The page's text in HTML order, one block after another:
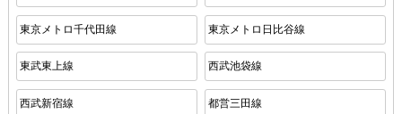
東京メトロ千代田線 東京メトロ日比谷線
東武東上線 西武池袋線
西武新宿線 都営三田線